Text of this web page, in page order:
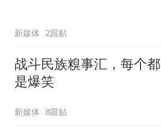
新媒体 2跟贴
战斗民族糗事汇，每个都
是爆笑
新媒体 8跟贴